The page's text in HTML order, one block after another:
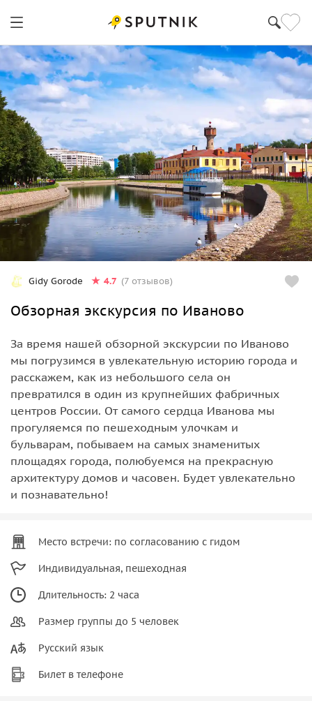
Gidy Gorode 4.7 (7 отзывов)
Обзорная экскурсия по Иваново
За время нашей обзорной экскурсии по Иваново
мы погрузимся в увлекательную историю города и
расскажем, как из небольшого села он
превратился в один из крупнейших фабричных
центров России. От самого сердца Иванова мы
прогуляемся по пешеходным улочкам и
бульварам, побываем на самых знаменитых
площадях города, полюбуемся на прекрасную
архитектуру домов и часовен. Будет увлекательно
и познавательно!
Место встречи: по согласованию с гидом
Индивидуальная, пешеходная
Длительность: 2 часа
Размер группы до 5 человек
Русский язык
Билет в телефоне